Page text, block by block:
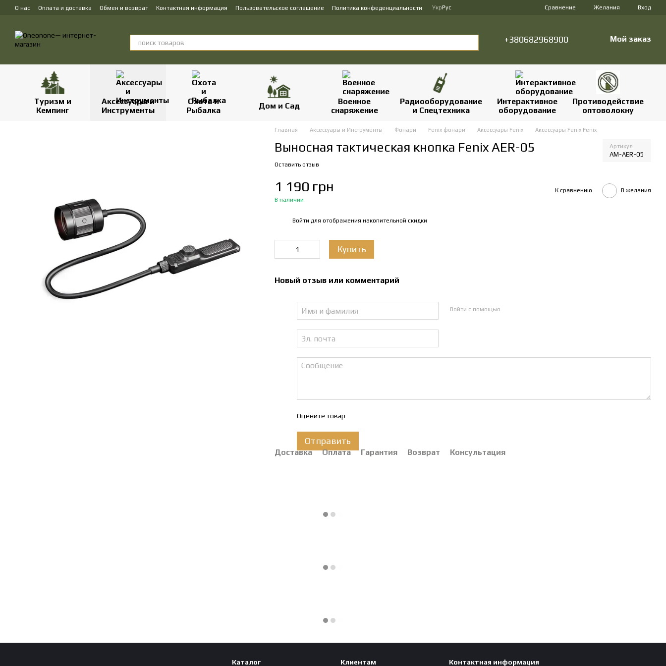
Перейти к основному контенту
О нас Оплата и доставка Обмен и возврат Контактная информация Пользовательское соглашение Политика конфеденциальности УкрРус Сравнение Желания Вход
+380682968900 Мой заказ
Туризм и
Кемпинг
Аксессуары и
Инструменты
Охота и
Рыбалка
Дом и Сад
Военное
снаряжение
Радиооборудование
и Спецтехника
Интерактивное
оборудование
Противодействие
оптоволокну
Главная Аксессуары и Инструменты Фонари Fenix фонари Аксессуары Fenix Аксессуары Fenix Fenix
Выносная тактическая кнопка Fenix ​​AER-05 Артикул
AM-AER-05
Оставить отзыв
1 190 грн
В наличии
К сравнению В желания
Войти для отображения накопительной скидки
Купить
Новый отзыв или комментарий
Войти с помощью
Оцените товар
Отправить
Доставка Оплата Гарантия Возврат Консультация
Каталог Клиентам Контактная информация